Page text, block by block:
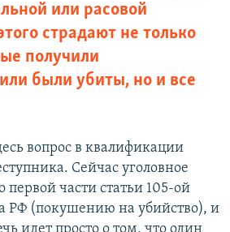
или расовой
страдают не только
получили
были убиты, но и все
вопрос в квалификации
Сейчас уголовное
первой части статьи 105-ой
РФ (покушению на убийство), и